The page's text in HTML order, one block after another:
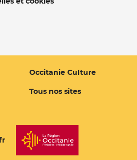
Occitanie Culture
Tous nos sites
- Nouvelle fenêtre